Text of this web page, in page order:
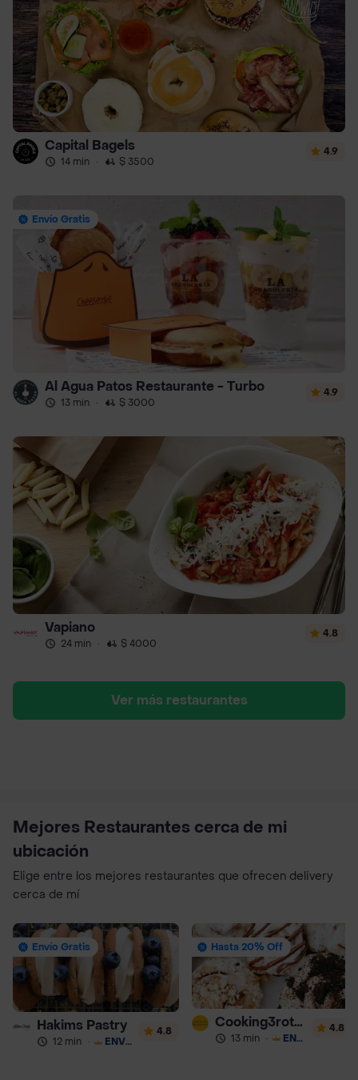
Capital Bagels
14 min · $ 3500
4.9
Envío Gratis
Al Agua Patos Restaurante - Turbo
13 min · $ 3000
4.9
Vapiano
24 min · $ 4000
4.8
Ver más restaurantes
Mejores Restaurantes cerca de mi
ubicación
Elige entre los mejores restaurantes que ofrecen delivery
cerca de mí
Envío Gratis
Hakims Pastry
12 min · ENVÍO GRATIS
4.8
Hasta 20% Off
Cooking3rothers
13 min · ENVÍO GRATIS
4.8